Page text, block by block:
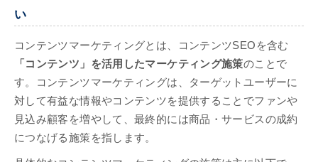
い
コンテンツマーケティングとは、コンテンツSEOを含む
「コンテンツ」を活用したマーケティング施策のことで
す。コンテンツマーケティングは、ターゲットユーザーに
対して有益な情報やコンテンツを提供することでファンや
見込み顧客を増やして、最終的には商品・サービスの成約
につなげる施策を指します。